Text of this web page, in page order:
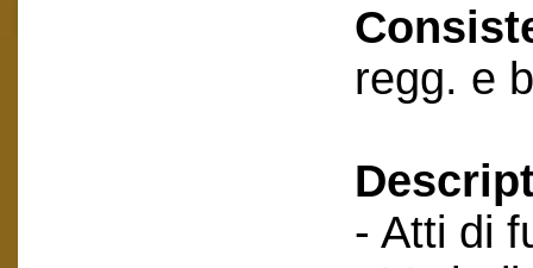
regg. e
- Atti di